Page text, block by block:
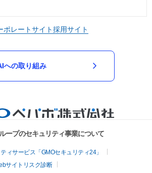
ポレートサイト採用サイト
への取り組み
ープのセキュリティ事業について
ィサービス「GMOセキュリティ24」
サイトリスク診断